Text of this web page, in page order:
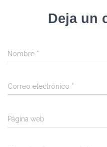
Deja un
Nombre *
Correo electrónico *
Página web